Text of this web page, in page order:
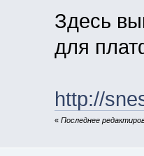
Здесь
для
http://
«Последнее